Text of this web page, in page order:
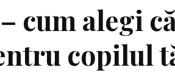
cum alegi
copilul